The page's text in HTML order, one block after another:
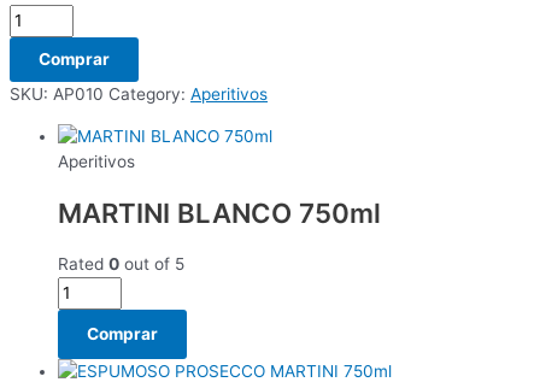
Comprar
SKU: AP010 Category: Aperitivos
Aperitivos
MARTINI BLANCO 750ml
Rated 0 out of 5
Comprar